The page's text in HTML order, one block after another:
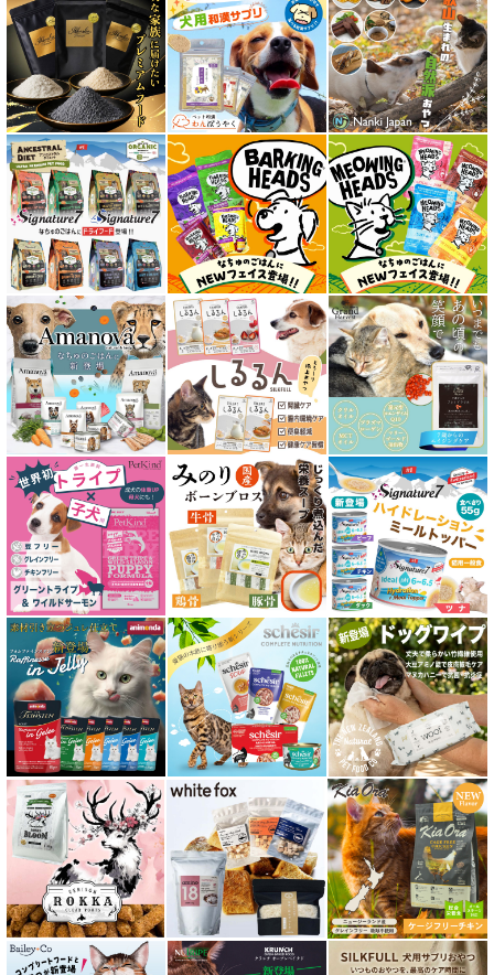
愛猫用ウェット300円以下コーナー
全年齢対応 フード for CAT
キトン用 フード for CAT
成猫用 フード for CAT
シニア猫用 フード for CAT
皮膚・被毛ケア対応 フード for CAT
食物アレルギー対応キャットフード
腎臓ケア対応キャットフード
関節サポート対応 フード for CAT
糖尿ケア対応 フード for CAT
肥満ケア対応 フード for CAT
泌尿器ケア対応 フード for CAT
胃腸ケア対応 フード for CAT
口腔内・喉ケア対応商品 猫用